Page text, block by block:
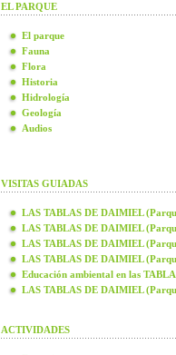
EL PARQUE
El parque
Fauna
Flora
Historia
Hidrología
Geología
Audios
VISITAS GUIADAS
LAS TABLAS DE DAIMIEL
LAS TABLAS DE DAIMIEL
LAS TABLAS DE DAIMIEL
LAS TABLAS DE DAIMIEL
Educación ambiental en las
LAS TABLAS DE DAIMIEL
ACTIVIDADES